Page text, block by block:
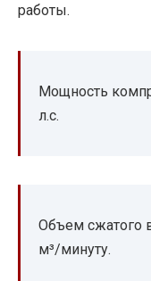
работы.
Мощность
л.с.
Объем сжатого
м³/минуту.